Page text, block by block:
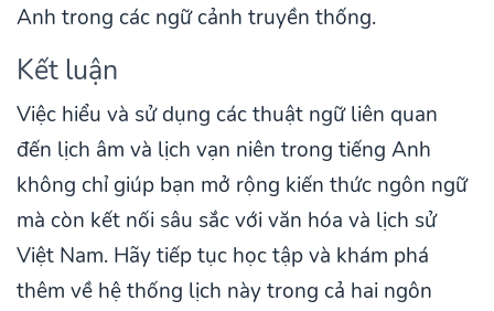
Anh trong các ngữ cảnh truyền thống.
Kết luận
Việc hiểu và sử dụng các thuật ngữ liên quan
đến lịch âm và lịch vạn niên trong tiếng Anh
không chỉ giúp bạn mở rộng kiến thức ngôn ngữ
mà còn kết nối sâu sắc với văn hóa và lịch sử
Việt Nam. Hãy tiếp tục học tập và khám phá
thêm về hệ thống lịch này trong cả hai ngôn